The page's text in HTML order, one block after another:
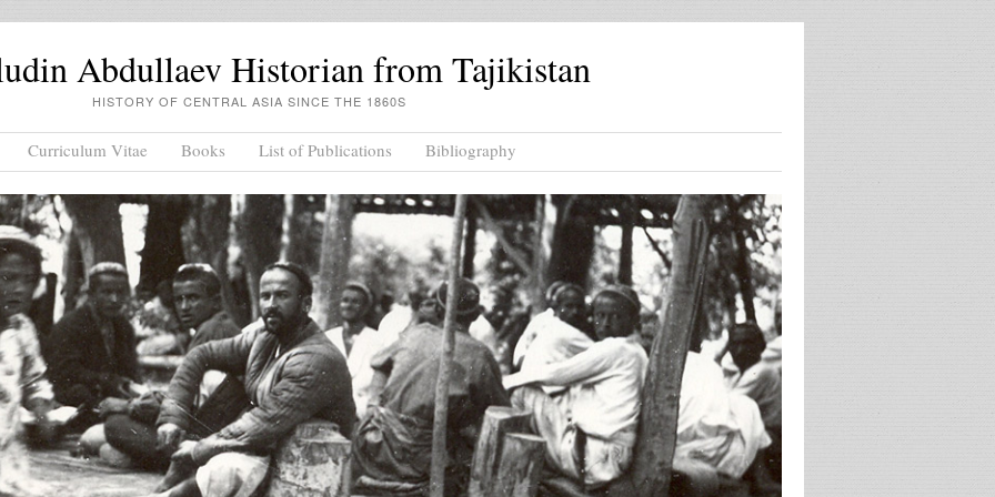
Abdullaev Historian from Tajikistan
HISTORY OF CENTRAL ASIA SINCE THE 1860S
Curriculum Vitae Books List of Publications Bibliography